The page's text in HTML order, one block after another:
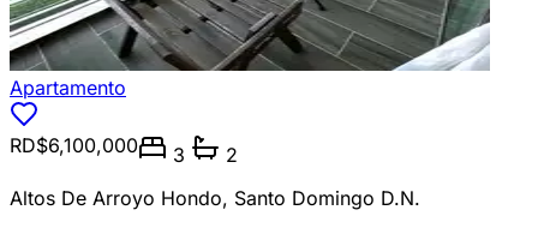
Apartamento
RD$6,100,000 3
2
Altos De Arroyo Hondo, Santo Domingo D.N.